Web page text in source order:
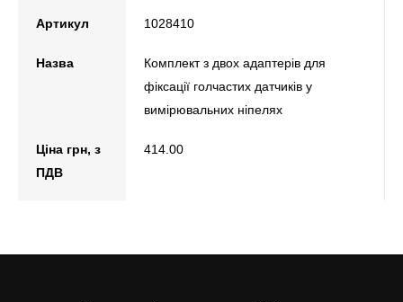
Артикул 1028410
Назва
Комплект з двох адаптерів для
фіксації голчастих датчиків у
вимірювальних ніпелях
Ціна грн, з
ПДВ
414.00